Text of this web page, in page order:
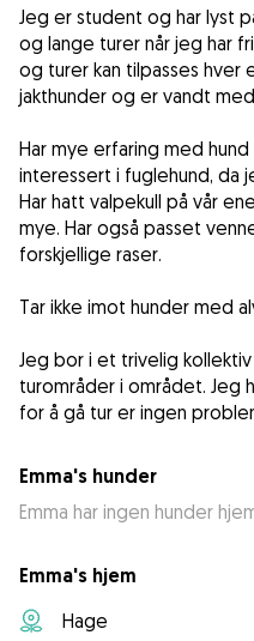
Jeg er student og har lyst
og lange turer når jeg har
og turer kan tilpasses hver
jakthunder og er vandt
Har mye erfaring med
interessert i fuglehund, da
Har hatt valpekull på vår
mye. Har også passet
forskjellige raser.
Tar ikke imot hunder med
Jeg bor i et trivelig
turområder i området. Jeg
for å gå tur er ingen
Emma's hunder
Emma har ingen hunder
Emma's hjem
Hage